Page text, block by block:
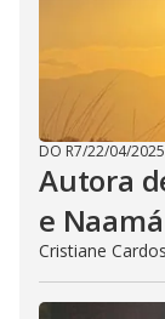
DO R7/22/04/2025
Autora
e
Cristiane